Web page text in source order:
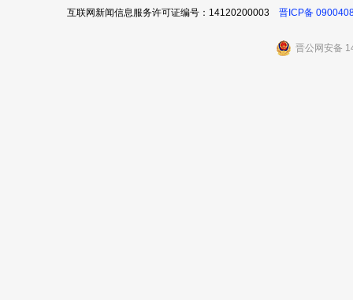
互联网新闻信息服务许可证编号：14120200003 晋ICP备
晋公网安备